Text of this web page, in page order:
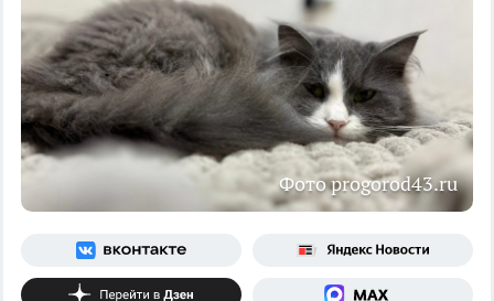
Фото progorod43.ru